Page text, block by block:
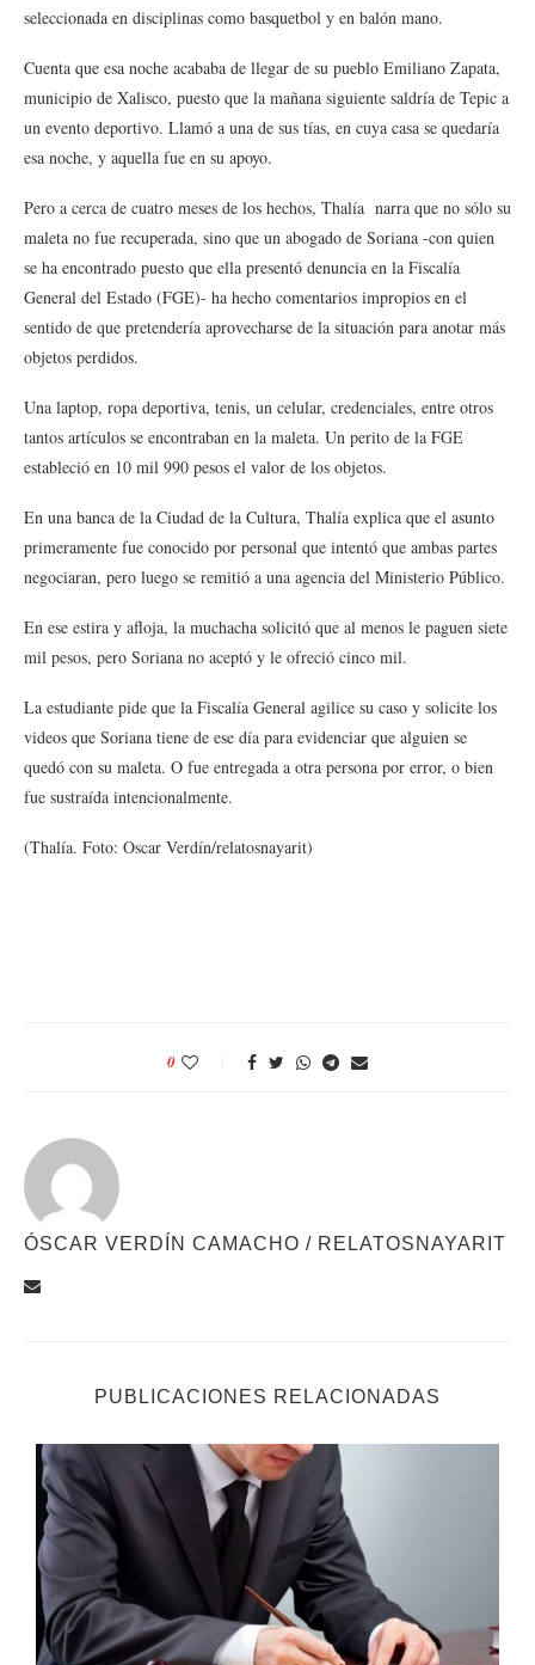
seleccionada en disciplinas como basquetbol y en balón mano.
Cuenta que esa noche acababa de llegar de su pueblo Emiliano Zapata,
municipio de Xalisco, puesto que la mañana siguiente saldría de Tepic a
un evento deportivo. Llamó a una de sus tías, en cuya casa se quedaría
esa noche, y aquella fue en su apoyo.
Pero a cerca de cuatro meses de los hechos, Thalía narra que no sólo su
maleta no fue recuperada, sino que un abogado de Soriana -con quien
se ha encontrado puesto que ella presentó denuncia en la Fiscalía
General del Estado (FGE)- ha hecho comentarios impropios en el
sentido de que pretendería aprovecharse de la situación para anotar más
objetos perdidos.
Una laptop, ropa deportiva, tenis, un celular, credenciales, entre otros
tantos artículos se encontraban en la maleta. Un perito de la FGE
estableció en 10 mil 990 pesos el valor de los objetos.
En una banca de la Ciudad de la Cultura, Thalía explica que el asunto
primeramente fue conocido por personal que intentó que ambas partes
negociaran, pero luego se remitió a una agencia del Ministerio Público.
En ese estira y afloja, la muchacha solicitó que al menos le paguen siete
mil pesos, pero Soriana no aceptó y le ofreció cinco mil.
La estudiante pide que la Fiscalía General agilice su caso y solicite los
videos que Soriana tiene de ese día para evidenciar que alguien se
quedó con su maleta. O fue entregada a otra persona por error, o bien
fue sustraída intencionalmente.
(Thalía. Foto: Oscar Verdín/relatosnayarit)
0
ÓSCAR VERDÍN CAMACHO / RELATOSNAYARIT
PUBLICACIONES RELACIONADAS